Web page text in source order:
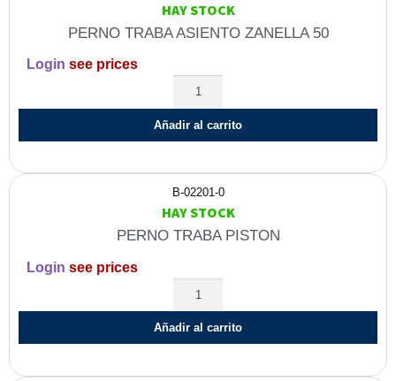
HAY STOCK
PERNO TRABA ASIENTO ZANELLA 50
Login see prices
Añadir al carrito
B-02201-0
HAY STOCK
PERNO TRABA PISTON
Login see prices
Añadir al carrito